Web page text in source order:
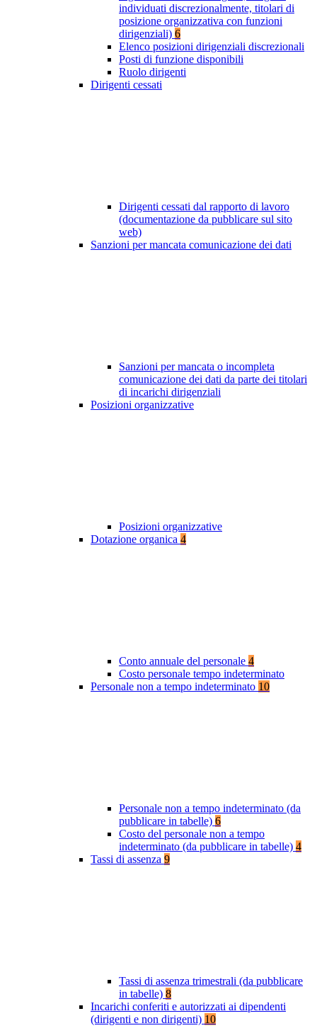
individuati discrezionalmente, titolari di
posizione organizzativa con funzioni
dirigenziali) 6
Elenco posizioni dirigenziali discrezionali
Posti di funzione disponibili
Ruolo dirigenti
Dirigenti cessati
Dirigenti cessati dal rapporto di lavoro
(documentazione da pubblicare sul sito
web)
Sanzioni per mancata comunicazione dei dati
Sanzioni per mancata o incompleta
comunicazione dei dati da parte dei titolari
di incarichi dirigenziali
Posizioni organizzative
Posizioni organizzative
Dotazione organica 4
Conto annuale del personale 4
Costo personale tempo indeterminato
Personale non a tempo indeterminato 10
Personale non a tempo indeterminato (da
pubblicare in tabelle) 6
Costo del personale non a tempo
indeterminato (da pubblicare in tabelle) 4
Tassi di assenza 9
Tassi di assenza trimestrali (da pubblicare
in tabelle) 8
Incarichi conferiti e autorizzati ai dipendenti
(dirigenti e non dirigenti) 10